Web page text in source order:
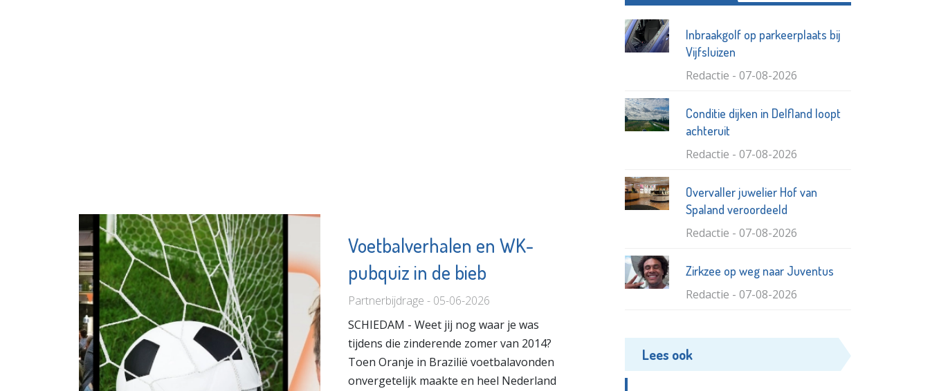
Voetbalverhalen en WK-
pubquiz in de bieb
Partnerbijdrage - 05-06-2026
SCHIEDAM - Weet jij nog waar je was
tijdens die zinderende zomer van 2014?
Toen Oranje in Brazilië voetbalavonden
onvergetelijk maakte en heel Nederland
Inbraakgolf op parkeerplaats bij
Vijfsluizen
Redactie - 07-08-2026
Conditie dijken in Delfland loopt
achteruit
Redactie - 07-08-2026
Overvaller juwelier Hof van
Spaland veroordeeld
Redactie - 07-08-2026
Zirkzee op weg naar Juventus
Redactie - 07-08-2026
Vlaardingen pakt fietsverbinding
Vijfsluizen / Trimpad aan
Lees ook